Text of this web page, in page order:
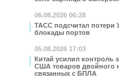
06.08.2026 06:28
ТАСС подсчитал потери
блокады портов
05.08.2026 17:03
Китай усилил контроль
США товаров двойного
связанных с БПЛА